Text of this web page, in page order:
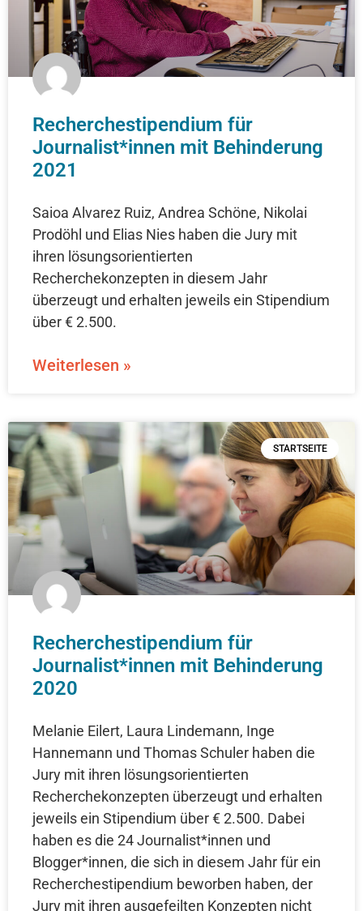
Recherchestipendium für
Journalist*innen mit Behinderung
2021
Saioa Alvarez Ruiz, Andrea Schöne, Nikolai
Prodöhl und Elias Nies haben die Jury mit
ihren lösungsorientierten
Recherchekonzepten in diesem Jahr
überzeugt und erhalten jeweils ein Stipendium
über € 2.500.
Weiterlesen »
STARTSEITE
Recherchestipendium für
Journalist*innen mit Behinderung
2020
Melanie Eilert, Laura Lindemann, Inge
Hannemann und Thomas Schuler haben die
Jury mit ihren lösungsorientierten
Recherchekonzepten überzeugt und erhalten
jeweils ein Stipendium über € 2.500. Dabei
haben es die 24 Journalist*innen und
Blogger*innen, die sich in diesem Jahr für ein
Recherchestipendium beworben haben, der
Jury mit ihren ausgefeilten Konzepten nicht